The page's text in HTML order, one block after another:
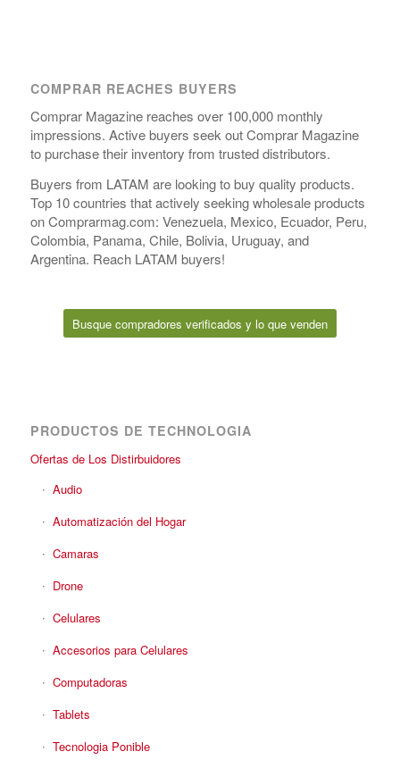
COMPRAR REACHES BUYERS
Comprar Magazine reaches over 100,000 monthly
impressions. Active buyers seek out Comprar Magazine
to purchase their inventory from trusted distributors.
Buyers from LATAM are looking to buy quality products.
Top 10 countries that actively seeking wholesale products
on Comprarmag.com: Venezuela, Mexico, Ecuador, Peru,
Colombia, Panama, Chile, Bolivia, Uruguay, and
Argentina. Reach LATAM buyers!
Busque compradores verificados y lo que venden
PRODUCTOS DE TECHNOLOGIA
Ofertas de Los Distirbuidores
Audio
Automatización del Hogar
Camaras
Drone
Celulares
Accesorios para Celulares
Computadoras
Tablets
Tecnologia Ponible